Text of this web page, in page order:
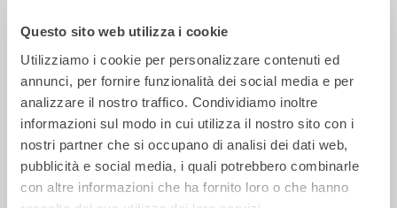
Questo sito web utilizza i cookie
Utilizziamo i cookie per personalizzare contenuti ed
annunci, per fornire funzionalità dei social media e per
analizzare il nostro traffico. Condividiamo inoltre
informazioni sul modo in cui utilizza il nostro sito con i
nostri partner che si occupano di analisi dei dati web,
pubblicità e social media, i quali potrebbero combinarle
con altre informazioni che ha fornito loro o che hanno